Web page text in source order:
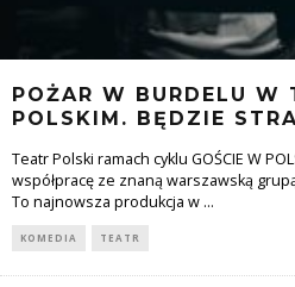
POŻAR W BURDELU W
POLSKIM. BĘDZIE
Teatr Polski ramach cyklu GOŚCIE W
współpracę ze znaną warszawską
To najnowsza produkcja w ...
KOMEDIA TEATR